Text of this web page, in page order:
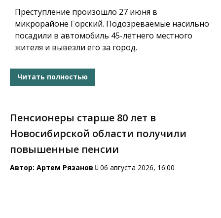
Преступление произошло 27 июня в
микрорайоне Горский. Подозреваемые насильно
посадили в автомобиль 45-летнего местного
жителя и вывезли его за город.
Читать полностью
Пенсионеры старше 80 лет в
Новосибирской области получили
повышенные пенсии
Автор: Артем Рязанов 06 августа 2026, 16:00